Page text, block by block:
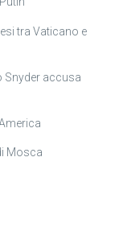
tra Vaticano e
Snyder accusa
Mosca